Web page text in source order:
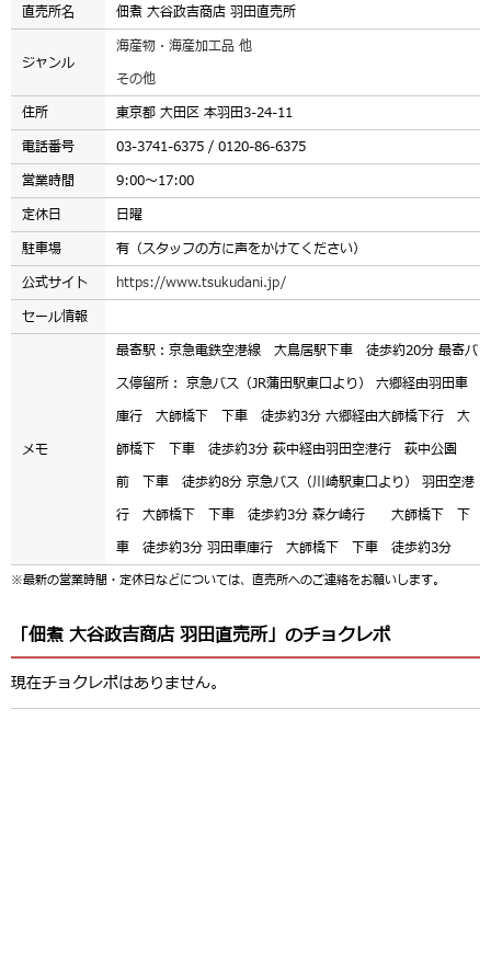
直売所名 佃煮 大谷政吉商店 羽田直売所
ジャンル
海産物・海産加工品 他
その他
住所
東京都 大田区 本羽田3-24-11
電話番号
03-3741-6375 / 0120-86-6375
営業時間
9:00～17:00
定休日
日曜
駐車場
有（スタッフの方に声をかけてください）
公式サイト
https://www.tsukudani.jp/
セール情報
メモ
最寄駅：京急電鉄空港線 大鳥居駅下車 徒歩約20分 最寄バ
ス停留所： 京急バス（JR蒲田駅東口より） 六郷経由羽田車
庫行 大師橋下 下車 徒歩約3分 六郷経由大師橋下行 大
師橋下 下車 徒歩約3分 萩中経由羽田空港行 萩中公園
前 下車 徒歩約8分 京急バス（川崎駅東口より） 羽田空港
行 大師橋下 下車 徒歩約3分 森ケ崎行 大師橋下 下
車 徒歩約3分 羽田車庫行 大師橋下 下車 徒歩約3分
※最新の営業時間・定休日などについては、直売所へのご連絡をお願いします。
「佃煮 大谷政吉商店 羽田直売所」のチョクレポ
現在チョクレポはありません。